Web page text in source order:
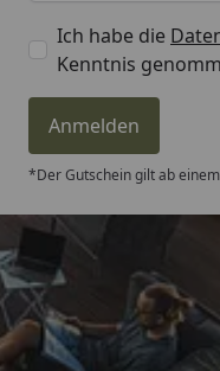
Ich habe die
Kenntnis
Anmelden
*Der Gutschein gilt ab